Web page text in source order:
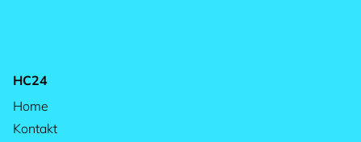
HC24
Home
Kontakt